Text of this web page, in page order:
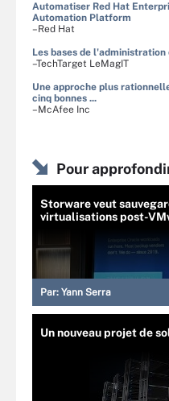
Automatiser Red Hat
Automation Platform
–Red Hat
Les bases de l'administration
–TechTarget LeMagIT
Une approche plus
cinq bonnes ...
–McAfee Inc
Pour
Storware veut
virtualisations post-
Par: Yann Serra
Un nouveau projet de